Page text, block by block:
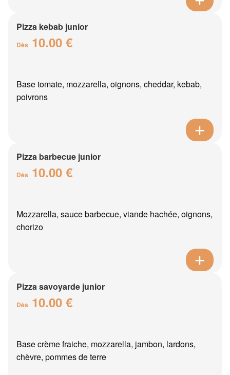
Pizza kebab junior
Dès 10.00 €
Base tomate, mozzarella, oignons, cheddar, kebab,
poivrons
Pizza barbecue junior
Dès 10.00 €
Mozzarella, sauce barbecue, viande hachée, oignons,
chorizo
Pizza savoyarde junior
Dès 10.00 €
Base crème fraiche, mozzarella, jambon, lardons,
chèvre, pommes de terre